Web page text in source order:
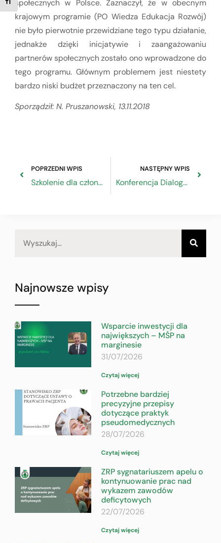
TOGGLE FONT SIZE
społecznych w Polsce. Zaznaczył, że w obecnym
krajowym programie (PO Wiedza Edukacja Rozwój)
nie było pierwotnie przewidziane tego typu działanie,
jednakże dzięki inicjatywie i zaangażowaniu
partnerów społecznych zostało ono wprowadzone do
tego programu. Głównym problemem jest niestety
bardzo niski budżet przeznaczony na ten cel.
Sporządził: N. Pruszanowski, 13.11.2018
POPRZEDNI WPIS
Szkolenie dla członków komisji egzaminacyjnych – Częstochowa
NASTĘPNY WPIS
Konferencja Dialogu Społecznego „Zamówienia publiczne okiem partnerów społecznych”
Najnowsze wpisy
Wsparcie inwestycji dla
największych – MŚP na
marginesie
31/07/2026
Czytaj więcej
Potrzebne bardziej
precyzyjne przepisy
dotyczące praktyk
pseudomedycznych
28/07/2026
Czytaj więcej
ZRP sygnatariuszem apelu o
kontynuowanie prac nad
wykazem zawodów
deficytowych
22/07/2026
Czytaj więcej